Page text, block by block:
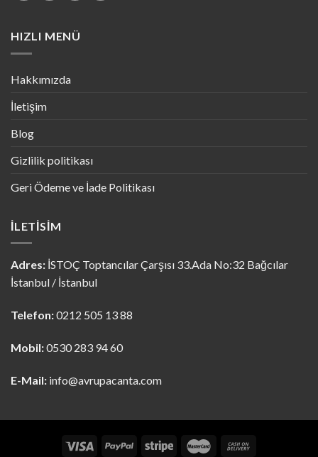
HIZLI MENÜ
Hakkımızda
İletişim
Blog
Gizlilik politikası
Geri Ödeme ve İade Politikası
İLETISIM
Adres: İSTOÇ Toptancılar Çarşısı 33.Ada No:32 Bağcılar
İstanbul / İstanbul
Telefon:0212 505 13 88
Mobil:0530 283 94 60
E-Mail: info@avrupacanta.com